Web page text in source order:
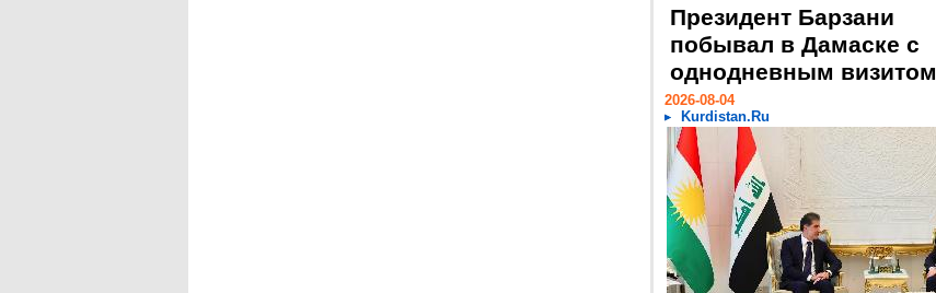
Президент Барзани
побывал в Дамаске с
однодневным визитом
2026-08-04
Kurdistan.Ru